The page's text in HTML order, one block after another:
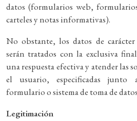
datos (formularios web,
carteles y notas informativas).
No obstante, los datos de
serán tratados con la exclusiva
una respuesta efectiva y atender las
el usuario, especificadas
formulario o sistema de toma de
Legitimación